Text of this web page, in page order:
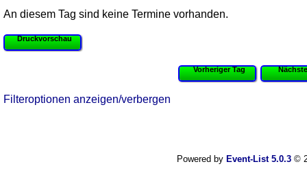
An diesem Tag sind keine Termine vorhanden.
Druckvorschau
Vorheriger Tag
Filteroptionen anzeigen/verbergen
Powered by Event-List 5.0.3©